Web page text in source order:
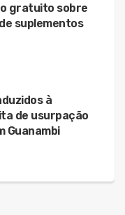
gratuito sobre
suplementos
à
de usurpação
Guanambi